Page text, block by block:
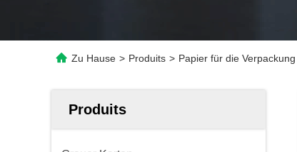
Zu Hause > Produits > Papier für die
Produits